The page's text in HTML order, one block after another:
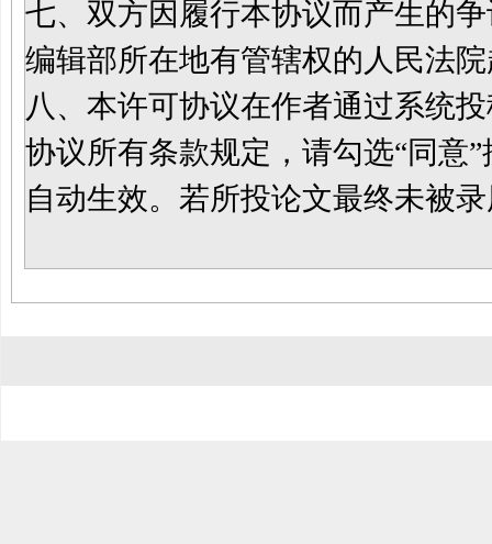
七、双方因履行本协议而产生的
编辑部所在地有管辖权的人民法
八、 本许可协议在作者通过系统
协议所有条款规定，请勾选“同意
自动生效。若所投论文最终未被